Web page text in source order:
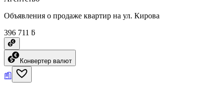
Объявления о продаже квартир на ул. Кирова
396 711 ƃ
Конвертер валют